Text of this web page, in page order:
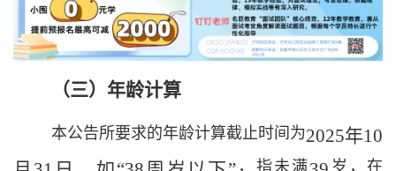
（三）年龄计算
本公告所要求的年龄计算截止时间为2025年10
，指未满 岁，在